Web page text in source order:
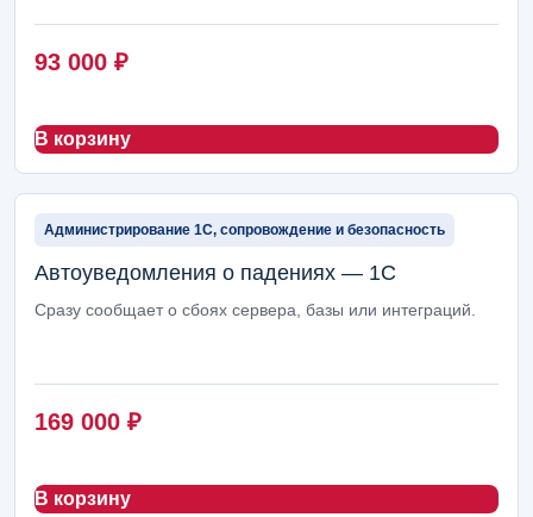
Ведение блога и новостей
ERP-модули Arcanis 2
Настройка сервера 1С 1
93 000 ₽
В корзину
Администрирование 1С, сопровождение и безопасность
Автоуведомления о падениях — 1С
Сразу сообщает о сбоях сервера, базы или интеграций.
169 000 ₽
В корзину